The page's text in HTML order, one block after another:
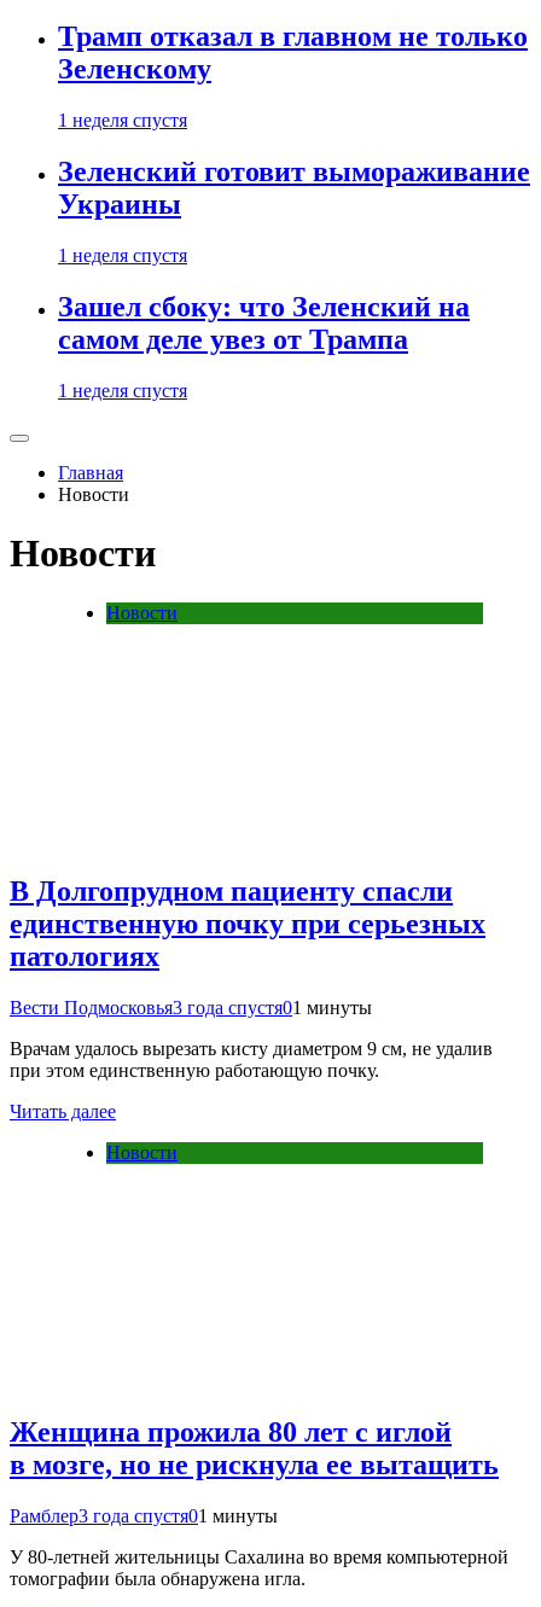
Трамп отказал в главном не только
Зеленскому
1 неделя спустя
Зеленский готовит вымораживание
Украины
1 неделя спустя
Зашел сбоку: что Зеленский на
самом деле увез от Трампа
1 неделя спустя
Главная
Новости
Новости
Новости
В Долгопрудном пациенту спасли
единственную почку при серьезных
патологиях
Вести Подмосковья3 года спустя01 минуты
Врачам удалось вырезать кисту диаметром 9 см, не удалив
при этом единственную работающую почку.
Читать далее
Новости
Женщина прожила 80 лет с иглой
в мозге, но не рискнула ее вытащить
Рамблер3 года спустя01 минуты
У 80-летней жительницы Сахалина во время компьютерной
томографии была обнаружена игла.